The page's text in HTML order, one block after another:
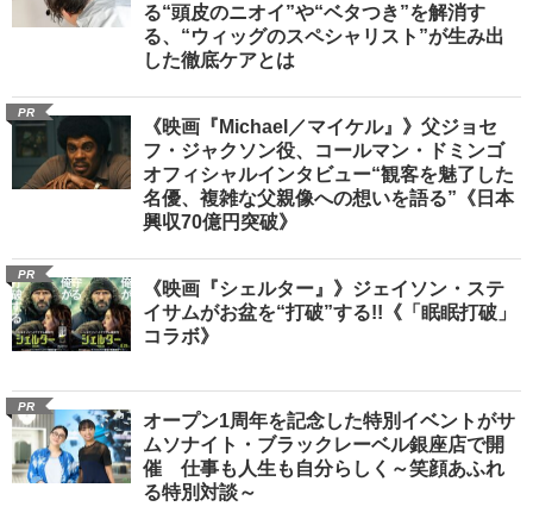
る“頭皮のニオイ”や“ベタつき”を解消す
る、“ウィッグのスペシャリスト”が生み出
した徹底ケアとは
PR
《映画『Michael／マイケル』》父ジョセ
フ・ジャクソン役、コールマン・ドミンゴ
オフィシャルインタビュー“観客を魅了した
名優、複雑な父親像への想いを語る”《日本
興収70億円突破》
PR
《映画『シェルター』》ジェイソン・ステ
イサムがお盆を“打破”する!!《「眠眠打破」
コラボ》
PR
オープン1周年を記念した特別イベントがサ
ムソナイト・ブラックレーベル銀座店で開
催 仕事も人生も自分らしく～笑顔あふれ
る特別対談～